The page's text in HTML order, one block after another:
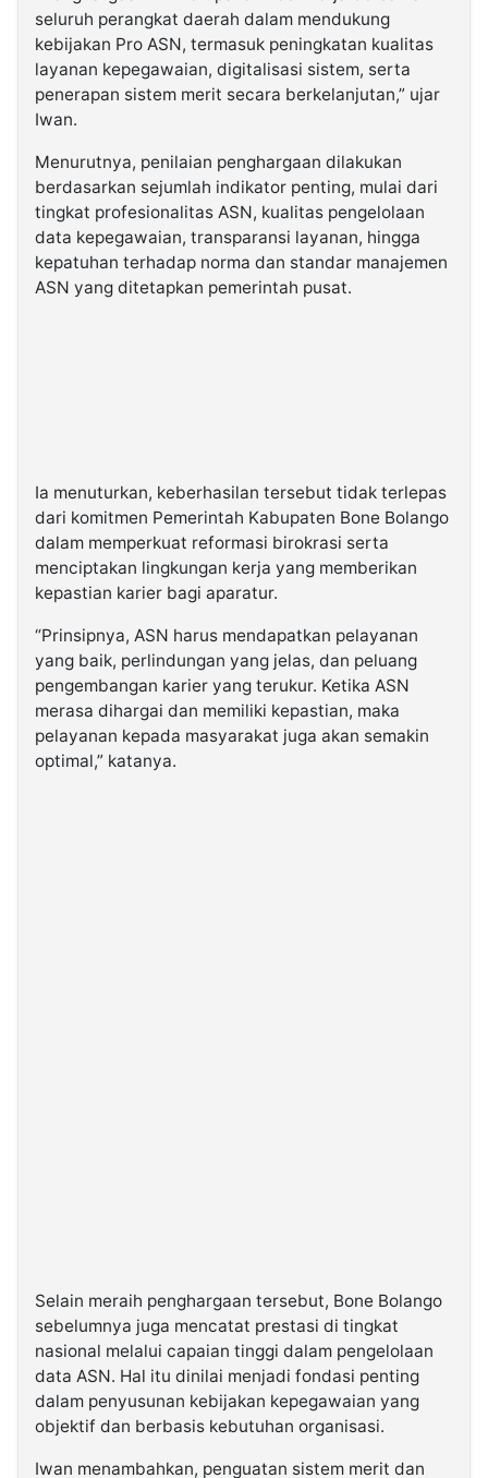
seluruh perangkat daerah dalam mendukung
kebijakan Pro ASN, termasuk peningkatan kualitas
layanan kepegawaian, digitalisasi sistem, serta
penerapan sistem merit secara berkelanjutan,” ujar
Iwan.
Menurutnya, penilaian penghargaan dilakukan
berdasarkan sejumlah indikator penting, mulai dari
tingkat profesionalitas ASN, kualitas pengelolaan
data kepegawaian, transparansi layanan, hingga
kepatuhan terhadap norma dan standar manajemen
ASN yang ditetapkan pemerintah pusat.
Ia menuturkan, keberhasilan tersebut tidak terlepas
dari komitmen Pemerintah Kabupaten Bone Bolango
dalam memperkuat reformasi birokrasi serta
menciptakan lingkungan kerja yang memberikan
kepastian karier bagi aparatur.
“Prinsipnya, ASN harus mendapatkan pelayanan
yang baik, perlindungan yang jelas, dan peluang
pengembangan karier yang terukur. Ketika ASN
merasa dihargai dan memiliki kepastian, maka
pelayanan kepada masyarakat juga akan semakin
optimal,” katanya.
Selain meraih penghargaan tersebut, Bone Bolango
sebelumnya juga mencatat prestasi di tingkat
nasional melalui capaian tinggi dalam pengelolaan
data ASN. Hal itu dinilai menjadi fondasi penting
dalam penyusunan kebijakan kepegawaian yang
objektif dan berbasis kebutuhan organisasi.
Iwan menambahkan, penguatan sistem merit dan